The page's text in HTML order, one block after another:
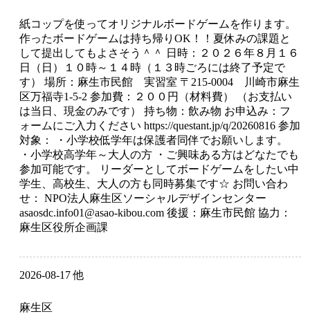
紙コップを使ってオリジナルボードゲームを作ります。
作ったボードゲームは持ち帰りOK！！夏休みの課題と
して提出してもよさそう＾＾ 日時：２０２６年８月１６
日（日）１０時～１４時（１３時ごろには終了予定で
す） 場所：麻生市民館 実習室 〒215-0004 川崎市麻生
区万福寺1-5-2 参加費：２００円（材料費） （お支払い
は当日、現金のみです） 持ち物：飲み物 お申込み：フ
ォームにご入力ください https://questant.jp/q/20260816 参加
対象： ・小学校低学年は保護者同伴でお願いします。
・小学校高学年～大人の方 ・ご興味ある方はどなたでも
参加可能です。 リーダーとしてボードゲームをしたい中
学生、高校生、大人の方も同時募集です☆ お問い合わ
せ： NPO法人麻生区ソーシャルデザインセンター
asaosdc.info01@asao-kibou.com 後援：麻生市民館 協力：
麻生区役所企画課
2026-08-17 他
麻生区